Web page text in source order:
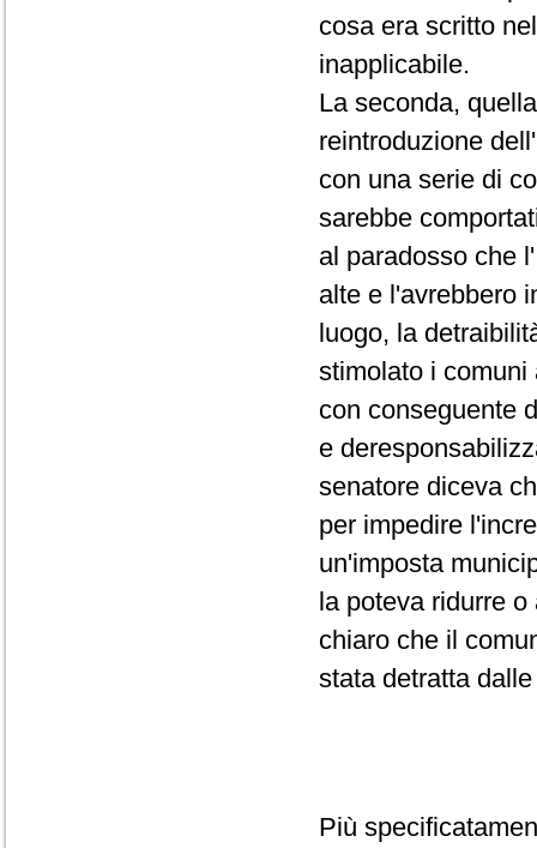
cosa era scritto
inapplicabile.
La seconda,
reintroduzione
con una serie di
sarebbe
al paradosso che
alte e l'avrebbero
luogo, la
stimolato i
con conseguente
e
senatore diceva
per impedire
un'imposta
la poteva ridurre
chiaro che il
stata detratta
Più